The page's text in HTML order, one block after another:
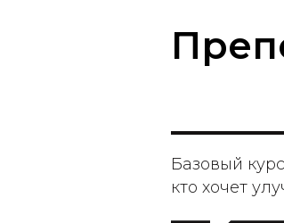
Базовый
кто хочет